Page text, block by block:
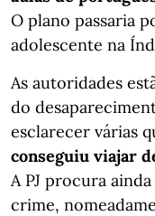
O plano passaria
adolescente na
As autoridades
do
esclarecer várias
conseguiu viajar
A PJ procura
crime,